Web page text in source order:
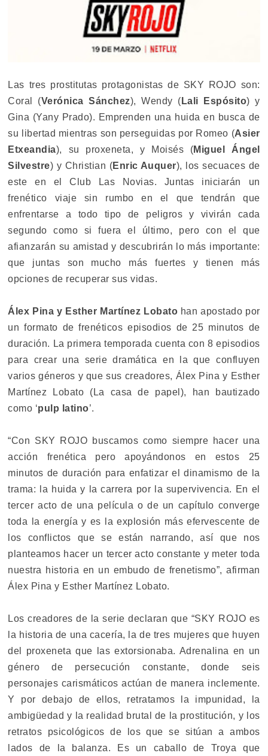
Las tres prostitutas protagonistas de SKY ROJO son:
Coral (Verónica Sánchez), Wendy ( Lali Espósito) y
Gina (Yany Prado). Emprenden una huida en busca de
su libertad mientras son perseguidas por Romeo (Asier
Etxeandia), su proxeneta, y Moisés (Miguel Ángel
Silvestre) y Christian (Enric Auquer), los secuaces de
este en el Club Las Novias. Juntas iniciarán un
frenético viaje sin rumbo en el que tendrán que
enfrentarse a todo tipo de peligros y vivirán cada
segundo como si fuera el último, pero con el que
afianzarán su amistad y descubrirán lo más importante:
que juntas son mucho más fuertes y tienen más
opciones de recuperar sus vidas.
Álex Pina y Esther Martínez Lobato han apostado por
un formato de frenéticos episodios de 25 minutos de
duración. La primera temporada cuenta con 8 episodios
para crear una serie dramática en la que confluyen
varios géneros y que sus creadores, Álex Pina y Esther
Martínez Lobato (La casa de papel), han bautizado
como ‘pulp latino’.
“Con SKY ROJO buscamos como siempre hacer una
acción frenética pero apoyándonos en estos 25
minutos de duración para enfatizar el dinamismo de la
trama: la huida y la carrera por la supervivencia. En el
tercer acto de una película o de un capítulo converge
toda la energía y es la explosión más efervescente de
los conflictos que se están narrando, así que nos
planteamos hacer un tercer acto constante y meter toda
nuestra historia en un embudo de frenetismo”, afirman
Álex Pina y Esther Martínez Lobato.
Los creadores de la serie declaran que “SKY ROJO es
la historia de una cacería, la de tres mujeres que huyen
del proxeneta que las extorsionaba. Adrenalina en un
género de persecución constante, donde seis
personajes carismáticos actúan de manera inclemente.
Y por debajo de ellos, retratamos la impunidad, la
ambigüedad y la realidad brutal de la prostitución, y los
retratos psicológicos de los que se sitúan a ambos
lados de la balanza. Es un caballo de Troya que